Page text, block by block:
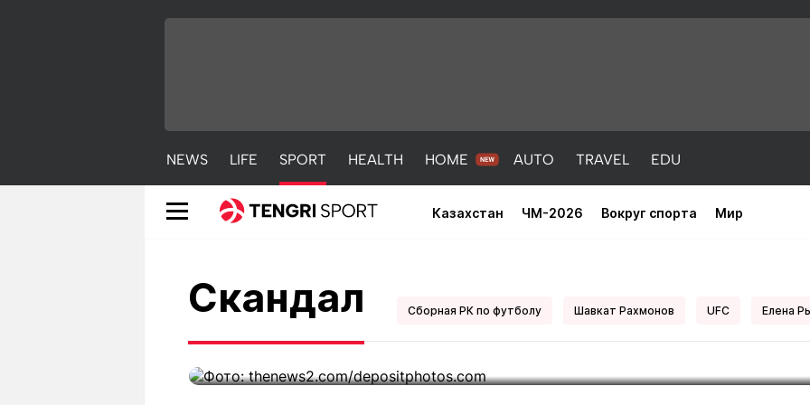
NEWS LIFE SPORT HEALTH HOME AUTO TRAVEL EDU
Казахстан ЧМ-2026 Вокруг спорта Мир
NEWS LIFE
Скандал Сборная РК по футболу Шавкат Рахмонов UFC Елена
“Они сговорились“: глава ассоциации
высказался о ЧМ-2026